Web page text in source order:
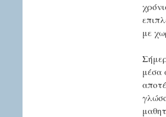
με
μέσα